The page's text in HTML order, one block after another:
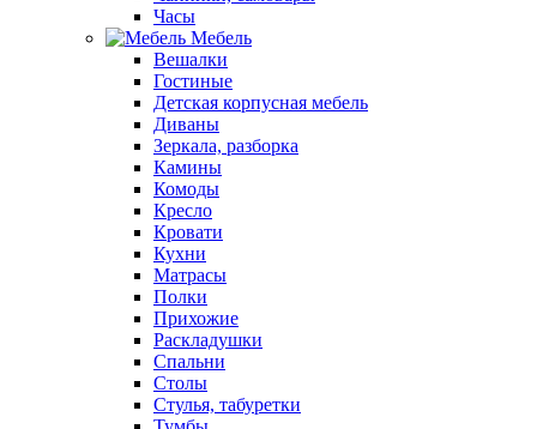
Часы
Мебель
Вешалки
Гостиные
Детская корпусная мебель
Диваны
Зеркала, разборка
Камины
Комоды
Кресло
Кровати
Кухни
Матрасы
Полки
Прихожие
Раскладушки
Спальни
Столы
Стулья, табуретки